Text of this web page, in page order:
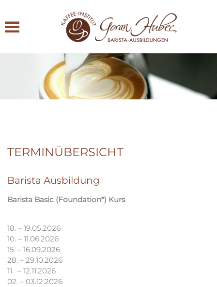
Zum Hauptinhalt springen
TERMINÜBERSICHT
Barista Ausbildung
Barista Basic (Foundation*) Kurs
18. – 19.05.2026
10. – 11.06.2026
15. – 16.09.2026
28. – 29.10.2026
11. – 12.11.2026
02. – 03.12.2026